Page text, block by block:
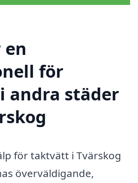
en
för
städer
för taktvätt i Tvärskog
överväldigande,